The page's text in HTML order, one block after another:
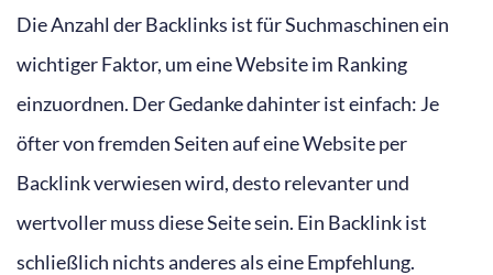
Die Anzahl der Backlinks ist für Suchmaschinen ein
wichtiger Faktor, um eine Website im Ranking
einzuordnen. Der Gedanke dahinter ist einfach: Je
öfter von fremden Seiten auf eine Website per
Backlink verwiesen wird, desto relevanter und
wertvoller muss diese Seite sein. Ein Backlink ist
schließlich nichts anderes als eine Empfehlung.